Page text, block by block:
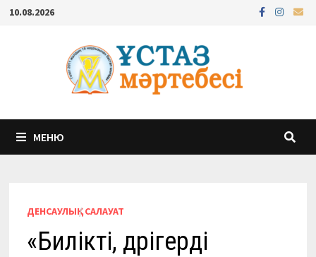
Перейти
содержимому
10.08.2026
МЕНЮ
ДЕНСАУЛЫҚ/САЛАУАТ
«Билікті, дәрігерді